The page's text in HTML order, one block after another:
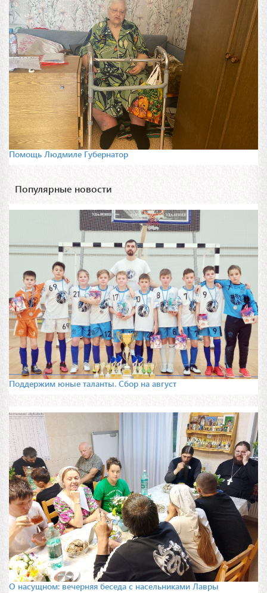
Помощь Людмиле Губернатор
Популярные новости
Поддержим юные таланты. Сбор на август
О насущном: вечерняя беседа с насельниками Лавры